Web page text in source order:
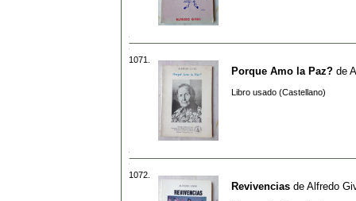
1071.
Porque Amo la Paz? de
Libro usado (Castellano)
1072.
Revivencias de Alfredo